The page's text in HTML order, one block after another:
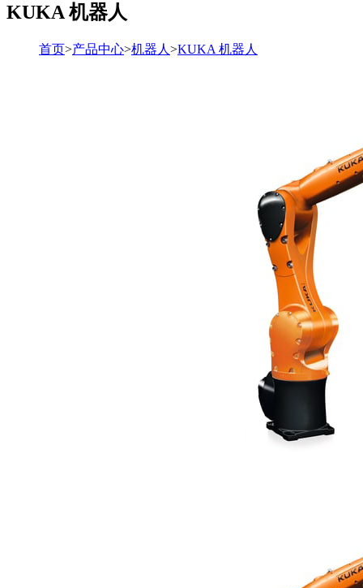
KUKA 机器人
首页>产品中心>机器人 >KUKA 机器人